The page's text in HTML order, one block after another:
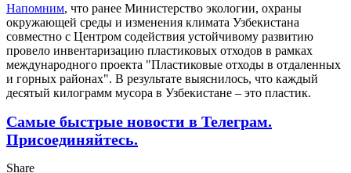
Напомним, что ранее Министерство экологии, охраны
окружающей среды и изменения климата Узбекистана
совместно с Центром содействия устойчивому развитию
провело инвентаризацию пластиковых отходов в рамках
международного проекта "Пластиковые отходы в отдаленных
и горных районах". В результате выяснилось, что каждый
десятый килограмм мусора в Узбекистане – это пластик.
Самые быстрые новости в Телеграм.
Присоединяйтесь.
Share